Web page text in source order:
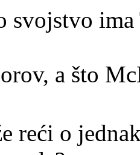
svojstvo
a što
reći o